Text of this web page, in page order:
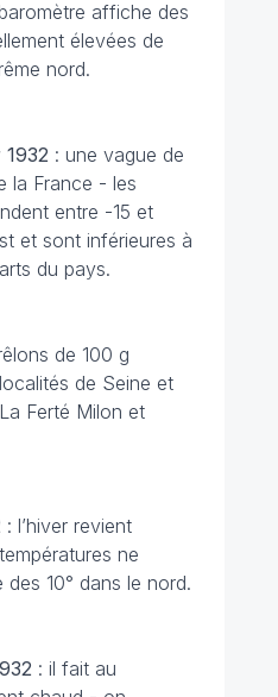
affiche des
élevées de
nord.
: une vague de
la France - les
entre -15 et
et sont inférieures à
du pays.
de 100 g
de Seine et
Ferté Milon et
: l’hiver revient
ne
10° dans le nord.
: il fait au